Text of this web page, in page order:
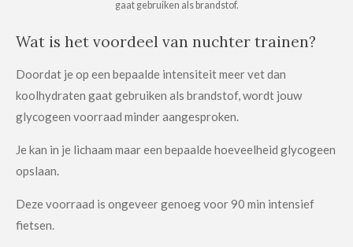
gaat gebruiken als brandstof.
Wat is het voordeel van nuchter trainen?
Doordat je op een bepaalde intensiteit meer vet dan
koolhydraten gaat gebruiken als brandstof, wordt jouw
glycogeen voorraad minder aangesproken.
Je kan in je lichaam maar een bepaalde hoeveelheid glycogeen
opslaan.
Deze voorraad is ongeveer genoeg voor 90 min intensief
fietsen.